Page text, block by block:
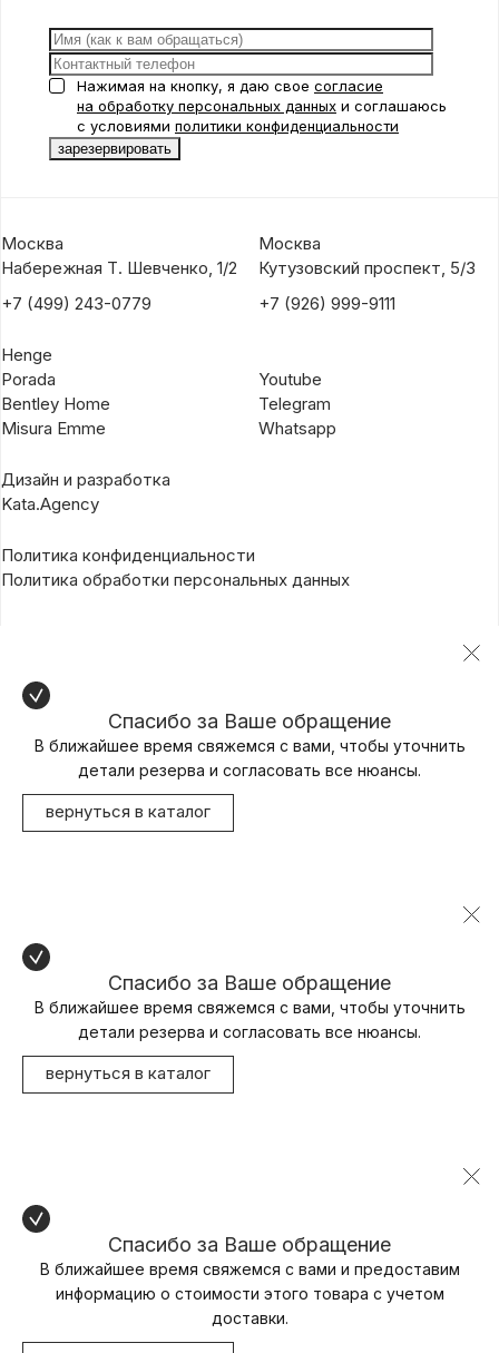
Нажимая на кнопку, я даю свое согласие
на обработку персональных данных и соглашаюсь
с условиями политики конфиденциальности
Москва
Набережная Т. Шевченко, 1/2
+7 (499) 243-0779
Москва
Кутузовский проспект, 5/3
+7 (926) 999-9111
Henge
Porada
Bentley Home
Misura Emme
Youtube
Telegram
Whatsapp
Дизайн и разработка
Kata.Agency
Политика конфиденциальности
Политика обработки персональных данных
Спасибо за Ваше обращение
В ближайшее время свяжемся с вами, чтобы уточнить
детали резерва и согласовать все нюансы.
вернуться в каталог
Спасибо за Ваше обращение
В ближайшее время свяжемся с вами, чтобы уточнить
детали резерва и согласовать все нюансы.
вернуться в каталог
Спасибо за Ваше обращение
В ближайшее время свяжемся с вами и предоставим
информацию о стоимости этого товара с учетом
доставки.